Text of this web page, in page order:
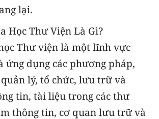
lại.
Học Thư Viện Là Gì?
Thư viện là một lĩnh vực
ứng dụng các phương pháp,
quản lý, tổ chức, lưu trữ và
tin, tài liệu trong các thư
thông tin, cơ quan lưu trữ và